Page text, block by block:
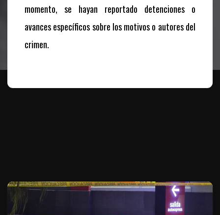
momento, se hayan reportado detenciones o
avances específicos sobre los motivos o autores del
crimen.